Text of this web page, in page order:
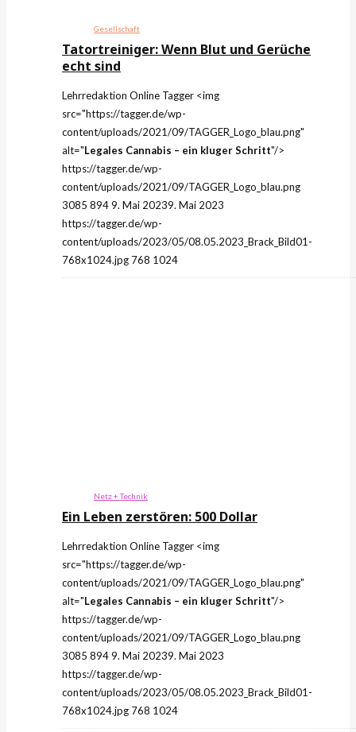
Gesellschaft
Tatortreiniger: Wenn Blut und Gerüche
echt sind
Lehrredaktion Online Tagger <img
src="https://tagger.de/wp-
content/uploads/2021/09/TAGGER_Logo_blau.png"
alt="Legales Cannabis – ein kluger Schritt"/>
https://tagger.de/wp-
content/uploads/2021/09/TAGGER_Logo_blau.png
3085 8949. Mai 20239. Mai 2023
https://tagger.de/wp-
content/uploads/2023/05/08.05.2023_Brack_Bild01-
768x1024.jpg 768 1024
Netz + Technik
Ein Leben zerstören: 500 Dollar
Lehrredaktion Online Tagger <img
src="https://tagger.de/wp-
content/uploads/2021/09/TAGGER_Logo_blau.png"
alt="Legales Cannabis – ein kluger Schritt"/>
https://tagger.de/wp-
content/uploads/2021/09/TAGGER_Logo_blau.png
3085 8949. Mai 20239. Mai 2023
https://tagger.de/wp-
content/uploads/2023/05/08.05.2023_Brack_Bild01-
768x1024.jpg 768 1024